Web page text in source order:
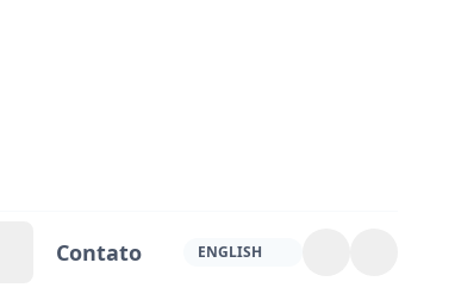
Contato ENGLISH